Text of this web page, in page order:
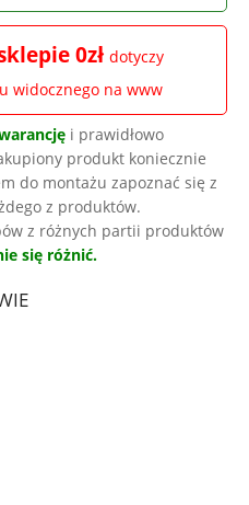
0zł dotyczy
widocznego na www
i prawidłowo
produkt koniecznie
do montażu zapoznać się z
z produktów.
z różnych partii produktów
się różnić.